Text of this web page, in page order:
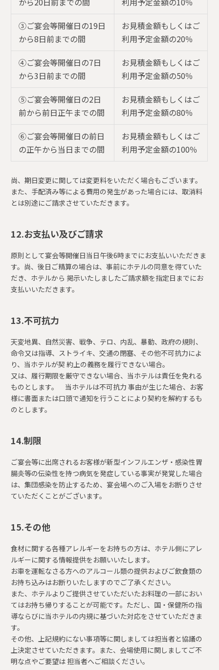
③ご宴会等開催日の19日
から8日前までの間
お見積金額もしくはご
利用予定金額の20％
④ご宴会等開催日の7日
から3日前までの間
お見積金額もしくはご
利用予定金額の50％
⑤ご宴会等開催日の2日
前から前日正午までの間
お見積金額もしくはご
利用予定金額の80％
⑥ご宴会等開催日の前日
の正午から当日までの間
お見積金額もしくはご
利用予定金額の100％
尚、期日変更に関しては変更料をいただく場合もございます。
また、手配済み等による費用の発生があった場合には、取消料
とは別途にご請求させていただきます。
12.お支払い及びご請求
原則として宴会等開催日当日午後6時までにお支払いいただきま
す。尚、後日ご精算の場合は、事前にホテルの同意を得ていた
だき、ホテルから 掲示いたしましたご請求額を指定日までにお
支払いいただきます。
13.不可抗力
天変地異、自然災害、戦争、テロ、内乱、暴動、政府の規則、
命令又は指導、ストライキ、交通の閉塞、その他不可抗力によ
り、当ホテルが契 約上の義務を履行できない場合。
又は、履行期限を厳守できない場合、当ホテルは責任を免れる
ものとします。 当ホテルは不可抗力 事由が生じた場合、お客
様に書面または口頭で通知を行うことにより契約を解約するも
のとします。
14.制限
ご宴会等に出席されるお客様が新型インフルエンザ・感染性胃
腸炎等の伝染性を持つ病気を発症している事実が発覚した場合
は、集団感染を防止するため、宴会場へのご入場をお断りさせ
ていただくことがございます。
15.その他
食材に関する各種アレルギーをお持ちの方は、ホテル側にアレ
ルギーに関する情報提供をお願いいたします。
お車を運転なさる方へのアルコール類の提供およびご飲食類の
お持ち込みはお断りいたしますのでご了承ください。
また、ホテルよりご提供させていただいたお料理の一部におい
てはお持ち帰りすることが可能です。ただし、国・保健所の指
導ならびに当ホテルの内規に基づいた対応をさせていただきま
す。
その他、上記規約にない事項等に関しましては担当者と協議の
上決定させていただきます。また、会場使用に関しましてご不
明な点やご要望は 担当者へご相談ください。